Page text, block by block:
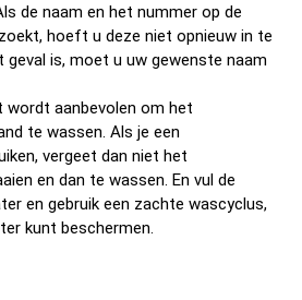
de naam en het nummer op de
hoeft u deze niet opnieuw in te
geval is, moet u uw gewenste naam
wordt aanbevolen om het
te wassen. Als je een
vergeet dan niet het
en dan te wassen. En vul de
en gebruik een zachte wascyclus,
kunt beschermen.